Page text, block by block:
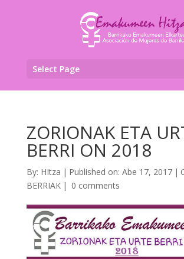
Select Page
ZORIONAK ETA
BERRI ON 2018
By: HItza | Published on: Abe 17, 2017 |
BERRIAK | 0 comments